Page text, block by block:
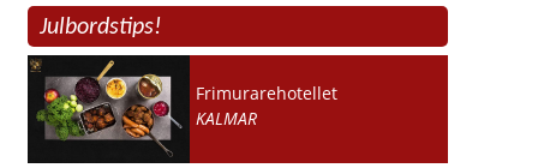
Julbordstips!
Frimurarehotellet
KALMAR